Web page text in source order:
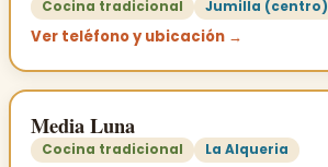
Cocina tradicional Jumilla (centro)
Ver teléfono y ubicación →
Media Luna
Cocina tradicional La Alqueria